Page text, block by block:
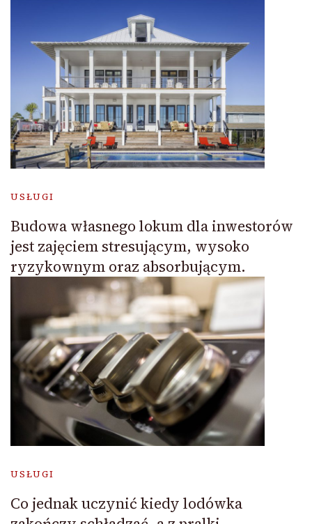
USŁUGI
Budowa własnego lokum dla inwestorów
jest zajęciem stresującym, wysoko
ryzykownym oraz absorbującym.
USŁUGI
Co jednak uczynić kiedy lodówka